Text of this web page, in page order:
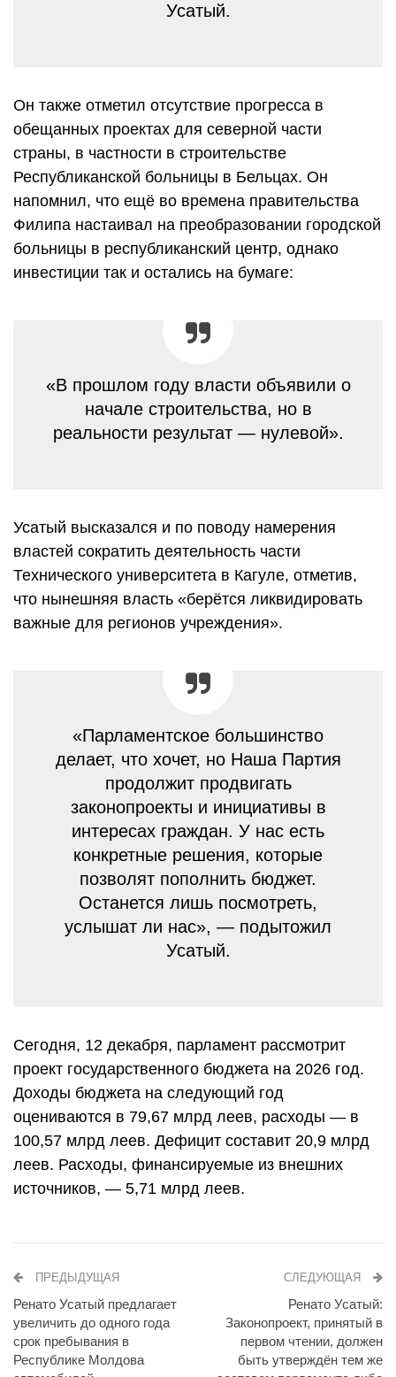
Усатый.
Он также отметил отсутствие прогресса в
обещанных проектах для северной части
страны, в частности в строительстве
Республиканской больницы в Бельцах. Он
напомнил, что ещё во времена правительства
Филипа настаивал на преобразовании городской
больницы в республиканский центр, однако
инвестиции так и остались на бумаге:
«В прошлом году власти объявили о
начале строительства, но в
реальности результат — нулевой».
Усатый высказался и по поводу намерения
властей сократить деятельность части
Технического университета в Кагуле, отметив,
что нынешняя власть «берётся ликвидировать
важные для регионов учреждения».
«Парламентское большинство
делает, что хочет, но Наша Партия
продолжит продвигать
законопроекты и инициативы в
интересах граждан. У нас есть
конкретные решения, которые
позволят пополнить бюджет.
Останется лишь посмотреть,
услышат ли нас», — подытожил
Усатый.
Сегодня, 12 декабря, парламент рассмотрит
проект государственного бюджета на 2026 год.
Доходы бюджета на следующий год
оцениваются в 79,67 млрд леев, расходы — в
100,57 млрд леев. Дефицит составит 20,9 млрд
леев. Расходы, финансируемые из внешних
источников, — 5,71 млрд леев.
ПРЕДЫДУЩАЯ
Ренато Усатый предлагает
увеличить до одного года
срок пребывания в
Республике Молдова
СЛЕДУЮЩАЯ
Ренато Усатый:
Законопроект, принятый в
первом чтении, должен
быть утверждён тем же